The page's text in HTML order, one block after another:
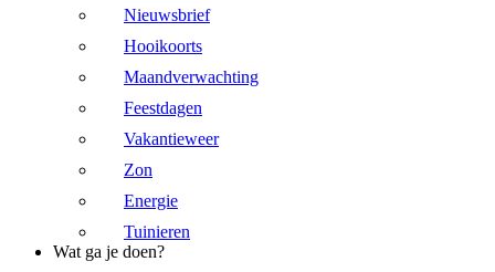
Nieuwsbrief
Hooikoorts
Maandverwachting
Feestdagen
Vakantieweer
Zon
Energie
Tuinieren
Wat ga je doen?